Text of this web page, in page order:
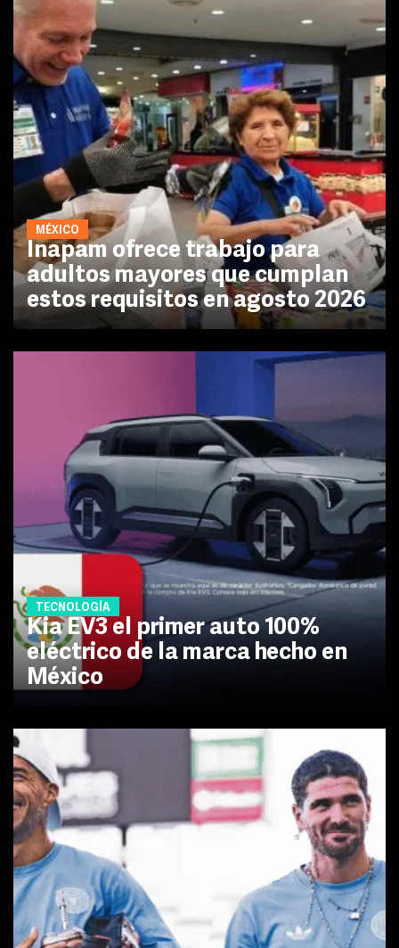
MÉXICO
Inapam ofrece trabajo para
adultos mayores que cumplan
estos requisitos en agosto 2026
TECNOLOGÍA
Kia EV3 el primer auto 100%
eléctrico de la marca hecho en
México